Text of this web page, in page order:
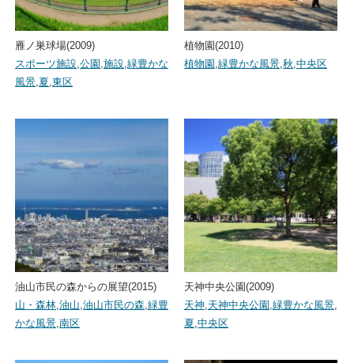
雁ノ巣球場(2009)
スポーツ施設,公園 ,施設,緑豊かな
風景,夏,東区
植物園(2010)
植物園 ,緑豊かな風景,秋,中央区
油山市民の森からの展望(2015)
山・森林,油山,油山市民の森,緑豊
かな風景,南区
天神中央公園(2009)
天神,天神中央公園 ,緑豊かな風景,
夏,中央区